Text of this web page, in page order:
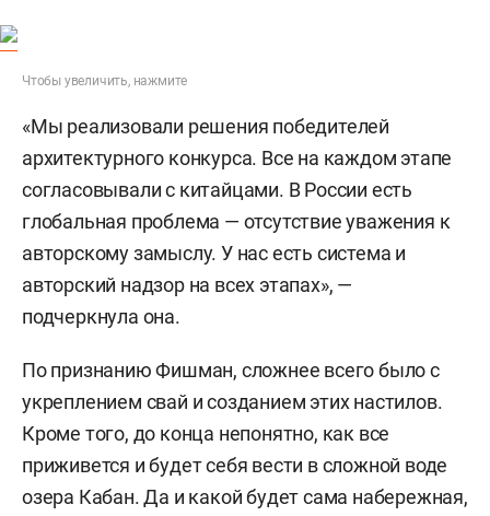
Чтобы увеличить, нажмите
«Мы реализовали решения победителей
архитектурного конкурса. Все на каждом этапе
согласовывали с китайцами. В России есть
глобальная проблема — отсутствие уважения к
авторскому замыслу. У нас есть система и
авторский надзор на всех этапах», —
подчеркнула она.
По признанию Фишман, сложнее всего было с
укреплением свай и созданием этих настилов.
Кроме того, до конца непонятно, как все
приживется и будет себя вести в сложной воде
озера Кабан. Да и какой будет сама набережная,